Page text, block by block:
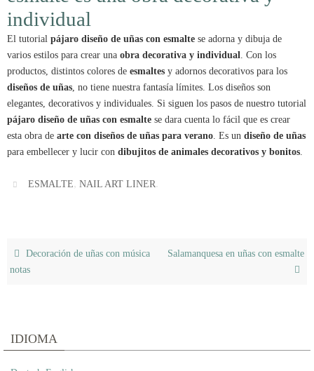
individual
El tutorial pájaro diseño de uñas con esmalte se adorna y dibuja de
varios estilos para crear una obra decorativa y individual . Con los
productos, distintos colores de esmaltes y adornos decorativos para los
diseños de uñas , no tiene nuestra fantasía límites. Los diseños son
elegantes, decorativos y individuales. Si siguen los pasos de nuestro tutorial
pájaro diseño de uñas con esmalte se dara cuenta lo fácil que es crear
esta obra de arte con diseños de uñas para verano . Es un diseño de uñas
para embellecer y lucir con dibujitos de animales decorativos y bonitos
ESMALTE,NAIL ART LINER
Decoración de uñas con música
notas
Salamanquesa en uñas con esmalte
IDIOMA